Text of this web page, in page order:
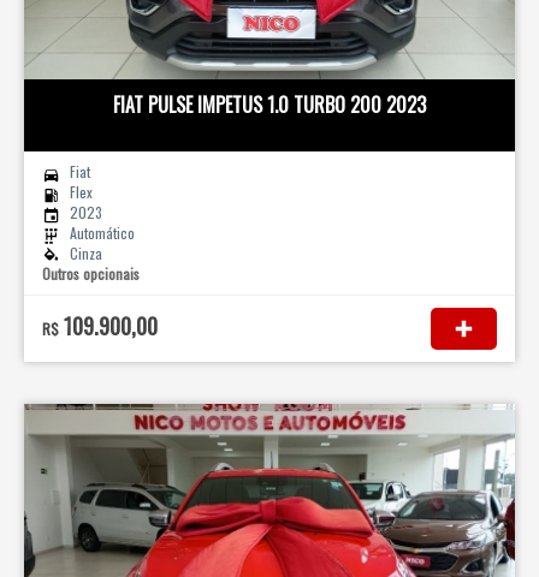
FIAT PULSE IMPETUS 1.0 TURBO 200 2023
Fiat
Flex
2023
Automático
Cinza
Outros opcionais
R$ 109.900,00